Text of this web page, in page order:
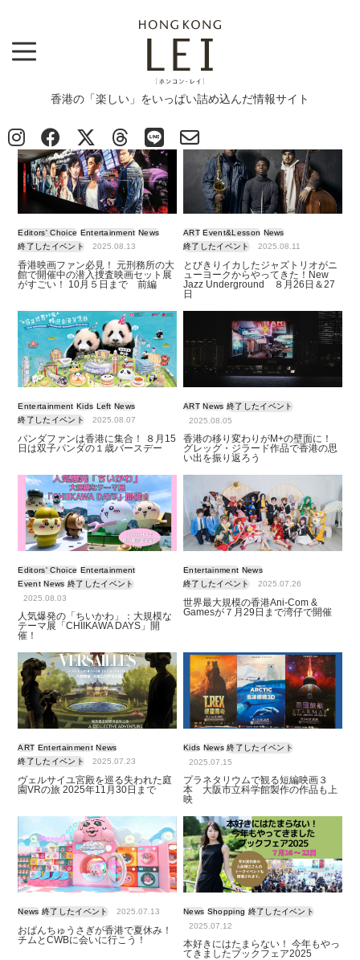
香港の「楽しい」をいっぱい詰め込んだ情報サイト
終了したイベント
終了したイベント
Editors' Choice Entertainment News
終了したイベント
2025.08.13
香港映画ファン必見！ 元刑務所の大
館で開催中の潜入捜査映画セット展
がすごい！ 10月５日まで 前編
ART Event&Lesson News
終了したイベント
2025.08.11
とびきりイカしたジャズトリオがニ
ューヨークからやってきた！New
Jazz Underground ８月26日＆27
日
Entertainment Kids Left News
終了したイベント
2025.08.07
パンダファンは香港に集合！ ８月15
日は双子パンダの１歳バースデー
ART News 終了したイベント
2025.08.05
香港の移り変わりがM+の壁面に！
グレッグ・ジラード作品で香港の思
い出を振り返ろう
Editors' Choice Entertainment
Event News 終了したイベント
2025.08.03
人気爆発の「ちいかわ」：大規模な
テーマ展「CHIIKAWA DAYS」開
催！
Entertainment News
終了したイベント
2025.07.26
世界最大規模の香港Ani-Com &
Gamesが７月29日まで湾仔で開催
ART Entertainment News
終了したイベント
2025.07.23
ヴェルサイユ宮殿を巡る失われた庭
園VRの旅 2025年11月30日まで
Kids News 終了したイベント
2025.07.15
プラネタリウムで観る短編映画３
本 大阪市立科学館製作の作品も上
映
News 終了したイベント 2025.07.13
おぱんちゅうさぎが香港で夏休み！
チムとCWBに会いに行こう！
News Shopping 終了したイベント
2025.07.12
本好きにはたまらない！ 今年もやっ
てきましたブックフェア2025